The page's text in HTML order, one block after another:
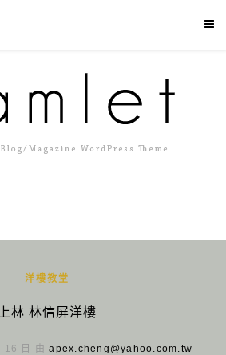
洋樓教堂
上林 林信屏洋樓
16 日 由apex.cheng@yahoo.com.tw